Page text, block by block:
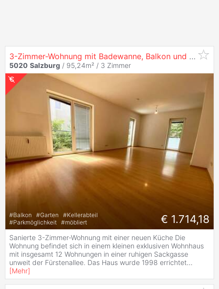
3-Zimmer-Wohnung mit Badewanne, Balkon und Gemeinschaftsgarten in
5020 Salzburg / 95,24m² / 3 Zimmer
#Balkon #Garten #Kellerabteil
#Parkmöglichkeit #möbliert € 1.714,18
Sanierte 3-Zimmer-Wohnung mit einer neuen Küche Die
Wohnung befindet sich in einem kleinen exklusiven Wohnhaus
mit insgesamt 12 Wohnungen in einer ruhigen Sackgasse
unweit der Fürstenallee. Das Haus wurde 1998 errichtet...
[Mehr]